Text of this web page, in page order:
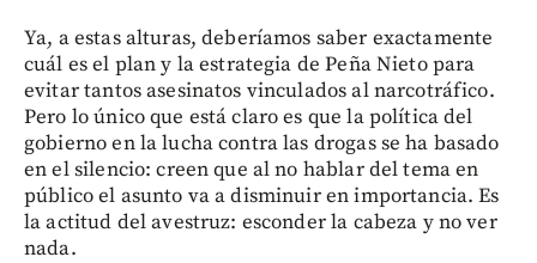
Ya, a estas alturas, deberíamos saber exactamente
cuál es el plan y la estrategia de Peña Nieto para
evitar tantos asesinatos vinculados al narcotráfico.
Pero lo único que está claro es que la política del
gobierno en la lucha contra las drogas se ha basado
en el silencio: creen que al no hablar del tema en
público el asunto va a disminuir en importancia. Es
la actitud del avestruz: esconder la cabeza y no ver
nada.